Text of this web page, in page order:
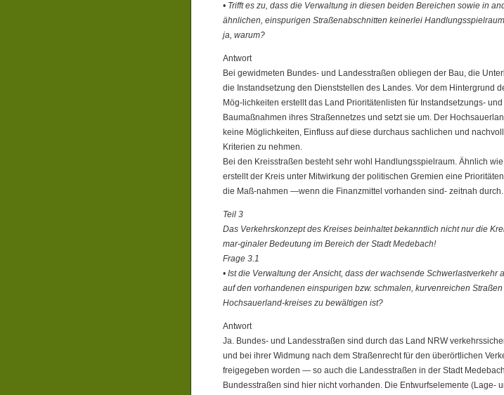
• Trifft es zu, dass die Verwaltung in diesen beiden Bereichen sowie in
ähnlichen, einspurigen Straßenabschnitten keinerlei
ja, warum?
Antwort
Bei gewidmeten Bundes- und Landesstraßen obliegen der Bau, die
die Instandsetzung den Dienststellen des Landes. Vor dem Hintergrund
Mög-lichkeiten erstellt das Land Prioritätenlisten für Instandsetzungs- und
Baumaßnahmen ihres Straßennetzes und setzt sie um. Der
keine Möglichkeiten, Einfluss auf diese durchaus sachlichen und
Kriterien zu nehmen.
Bei den Kreisstraßen besteht sehr wohl Handlungsspielraum. Ähnlich
erstellt der Kreis unter Mitwirkung der politischen Gremien eine
die Maß-nahmen —wenn die Finanzmittel vorhanden sind- zeitnah durch.
Teil 3
Das Verkehrskonzept des Kreises beinhaltet bekanntlich nicht nur die
mar-ginaler Bedeutung im Bereich der Stadt Medebach!
Frage 3.1
• Ist die Verwaltung der Ansicht, dass der wachsende Schwerlastverkehr
auf den vorhandenen einspurigen bzw. schmalen, kurvenreichen
Hochsauerland-kreises zu bewältigen ist?
Antwort
Ja. Bundes- und Landesstraßen sind durch das Land NRW
und bei ihrer Widmung nach dem Straßenrecht für den überörtlichen
freigegeben worden — so auch die Landesstraßen in der Stadt
Bundesstraßen sind hier nicht vorhanden. Die Entwurfselemente (Lage-